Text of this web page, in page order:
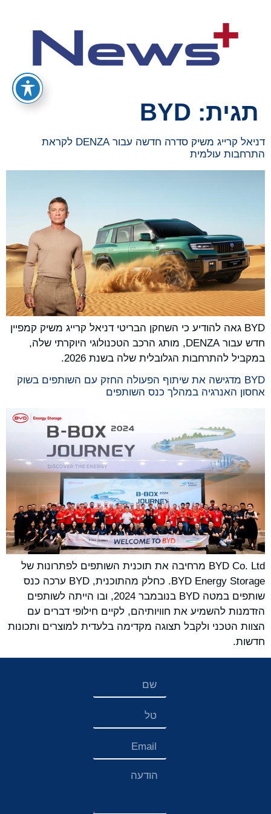
תגית: BYD
דניאל קרייג משיק סדרה חדשה עבור DENZA לקראת
התרחבות עולמית
BYD גאה להודיע ​​כי השחקן הבריטי דניאל קרייג משיק קמפיין
חדש עבור DENZA, מותג הרכב הטכנולוגי היוקרתי שלה,
במקביל להתרחבות הגלובלית שלה בשנת 2026.
BYD מדגישה את שיתוף הפעולה החזק עם השותפים בשוק
אחסון האנרגיה במהלך כנס השותפים
BYD Co. Ltd מרחיבה את תוכנית השותפים לפתרונות של
BYD Energy Storage. כחלק מהתוכנית, BYD ערכה כנס
שותפים במטה BYD בנובמבר 2024, ובו הייתה לשותפים
הזדמנות להשמיע את חוויותיהם, לקיים חילופי דברים עם
הצוות הטכני ולקבל תצוגה מקדימה בלעדית למוצרים ותכונות
חדשות.